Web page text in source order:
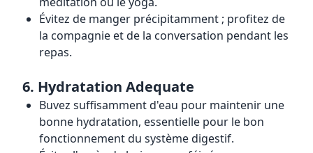
Évitez de manger précipitamment ; profitez de
la compagnie et de la conversation pendant les
repas.
6. Hydratation Adequate
Buvez suffisamment d'eau pour maintenir une
bonne hydratation, essentielle pour le bon
fonctionnement du système digestif.